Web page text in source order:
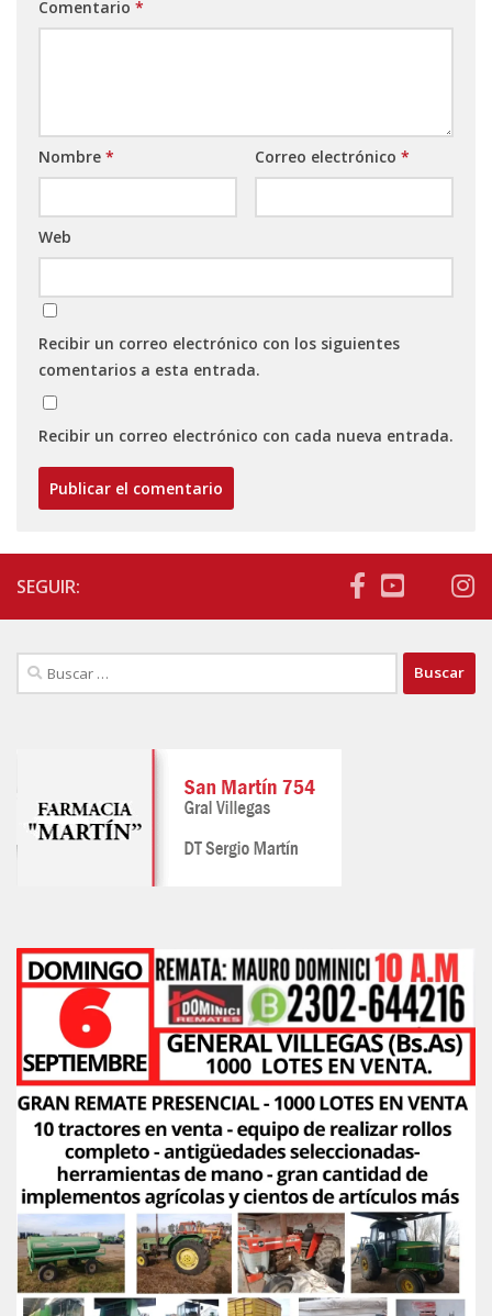
Comentario *
Nombre * Correo electrónico *
Web
Recibir un correo electrónico con los siguientes
comentarios a esta entrada.
Recibir un correo electrónico con cada nueva entrada.
SEGUIR:
Buscar: